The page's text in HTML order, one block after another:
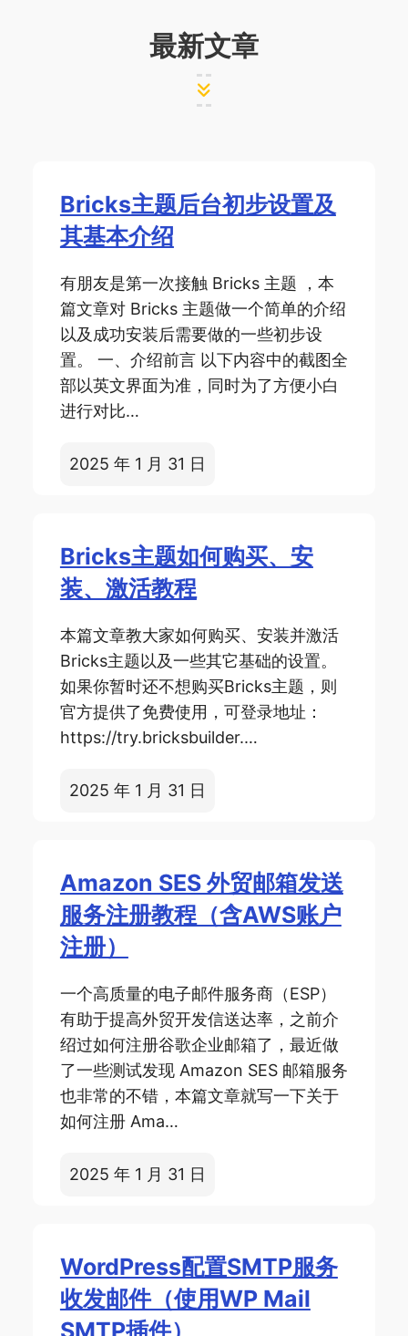
最新文章
Bricks主题后台初步设置及
其基本介绍
有朋友是第一次接触 Bricks 主题 ，本
篇文章对 Bricks 主题做一个简单的介绍
以及成功安装后需要做的一些初步设
置。 一、介绍前言 以下内容中的截图全
部以英文界面为准，同时为了方便小白
进行对比…
2025 年 1 月 31 日
Bricks主题如何购买、安
装、激活教程
本篇文章教大家如何购买、安装并激活
Bricks主题以及一些其它基础的设置。
如果你暂时还不想购买Bricks主题，则
官方提供了免费使用，可登录地址：
https://try.bricksbuilder.…
2025 年 1 月 31 日
Amazon SES 外贸邮箱发送
服务注册教程（含AWS账户
注册）
一个高质量的电子邮件服务商（ESP）
有助于提高外贸开发信送达率，之前介
绍过如何注册谷歌企业邮箱了，最近做
了一些测试发现 Amazon SES 邮箱服务
也非常的不错，本篇文章就写一下关于
如何注册 Ama…
2025 年 1 月 31 日
WordPress配置SMTP服务
收发邮件（使用WP Mail
SMTP插件）